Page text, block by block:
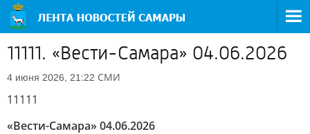
11111. «Вести-Самара» 04.06.2026
4 июня 2026, 21:22 СМИ
11111
«Вести-Самара» 04.06.2026